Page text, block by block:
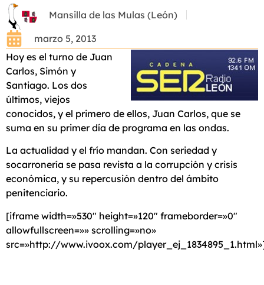
Mansilla de las Mulas (León)
marzo 5, 2013
Hoy es el turno de Juan
Carlos, Simón y
Santiago. Los dos
últimos, viejos
conocidos, y el primero de ellos, Juan Carlos, que se
suma en su primer día de programa en las ondas.
La actualidad y el frío mandan. Con seriedad y
socarronería se pasa revista a la corrupción y crisis
económica, y su repercusión dentro del ámbito
penitenciario.
[iframe width=»530″ height=»120″ frameborder=»0″
allowfullscreen=»» scrolling=»no»
src=»http://www.ivoox.com/